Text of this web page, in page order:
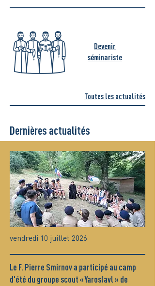
Devenir
séminariste
Toutes les actualités
Dernières actualités
vendredi 10 juillet 2026
Le F. Pierre Smirnov a participé au camp
d'été du groupe scout « Yaroslavl » de